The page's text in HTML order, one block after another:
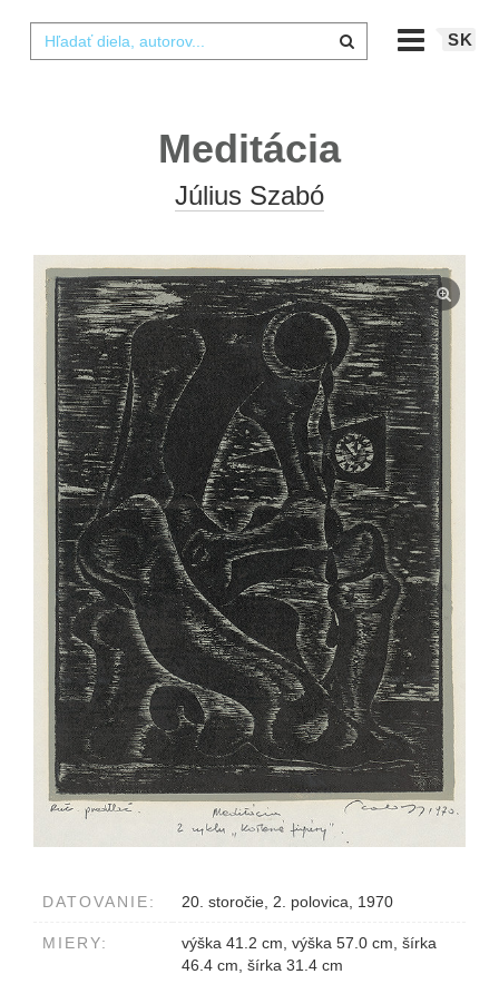
SK
Meditácia
Július Szabó
DATOVANIE: 20. storočie, 2. polovica, 1970
MIERY:
výška 41.2 cm, výška 57.0 cm, šírka
46.4 cm, šírka 31.4 cm